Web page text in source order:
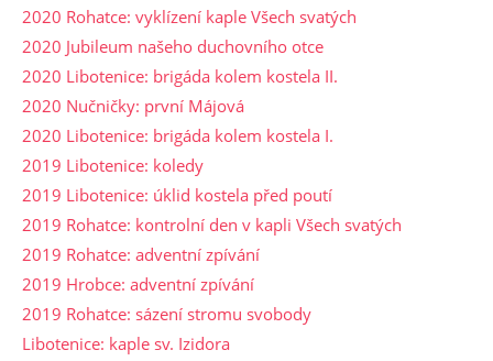
2020 Rohatce: vyklízení kaple Všech svatých
2020 Jubileum našeho duchovního otce
2020 Libotenice: brigáda kolem kostela II.
2020 Nučničky: první Májová
2020 Libotenice: brigáda kolem kostela I.
2019 Libotenice: koledy
2019 Libotenice: úklid kostela před poutí
2019 Rohatce: kontrolní den v kapli Všech svatých
2019 Rohatce: adventní zpívání
2019 Hrobce: adventní zpívání
2019 Rohatce: sázení stromu svobody
Libotenice: kaple sv. Izidora